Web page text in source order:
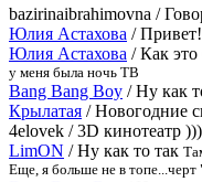
bazirinaibrahimovna /
Юлия Астахова /Привет!
Юлия Астахова /Как
у меня была ночь ТВ
Bang Bang Boy /Ну как
Крылатая /Новогодние
4elovek /3D кинотеатр
LimON /Ну как то так
Еще, я больше не в топе...черт